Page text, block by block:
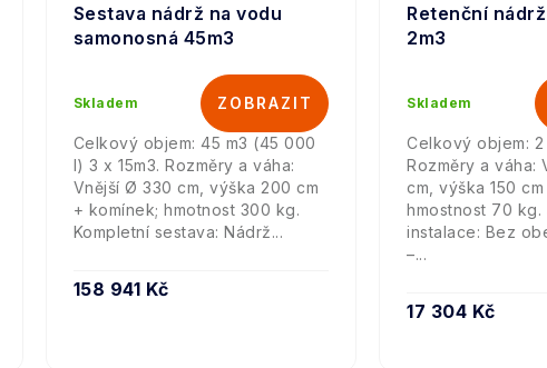
Sestava nádrž na vodu
samonosná 45m3
Skladem
158 941 Kč
Celkový objem: 45 m3 (45 000
l) 3 x 15m3. Rozměry a váha:
Vnější Ø 330 cm, výška 200 cm
+ komínek; hmotnost 300 kg.
Kompletní sestava: Nádrž...
Retenční
2m3
Skladem
17 304 Kč
Celkový objem:
Rozměry a váha:
cm, výška 150
hmostnost 70 kg.
instalace: Bez
–...